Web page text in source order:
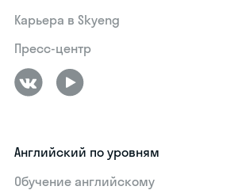
Карьера в Skyeng
Пресс-центр
Английский по уровням
Обучение английскому